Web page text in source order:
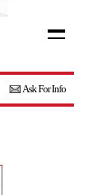
Ask For Info